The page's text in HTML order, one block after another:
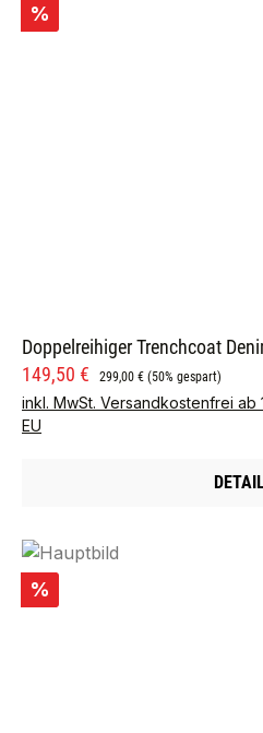
Rabatt
%
Doppelreihiger Trenchcoat
Verkaufspreis:
149,50 € Regulärer Preis:
299,00 € (50% gespart)
inkl. MwSt. Versandkostenfrei
EU
Rabatt
%